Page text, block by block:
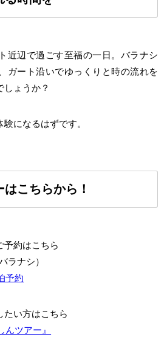
近辺で過ごす至福の一日。バラナシ
ガート沿いでゆっくりと時の流れを
ょうか？
になるはずです。
こちらから！
予約はこちら
ラナシ）
予約
たい方はこちら
ツアー』